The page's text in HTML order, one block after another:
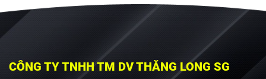
CÔNG TY TNHH TM DV THĂNG LONG SG